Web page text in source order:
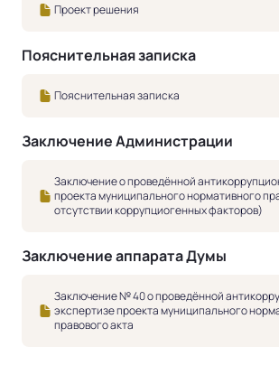
Проект решения
Пояснительная записка
Пояснительная записка
Заключение Администрации
Заключение о проведённой
проекта муниципального нормативного
отсутствии коррупциогенных факторов)
Заключение аппарата Думы
Заключение № 40 о проведённой
экспертизе проекта муниципального
правового акта